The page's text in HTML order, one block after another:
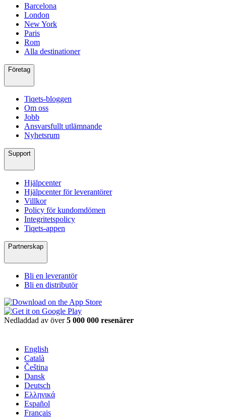
Barcelona
London
New York
Paris
Rom
Alla destinationer
Företag
Tiqets-bloggen
Om oss
Jobb
Ansvarsfullt utlämnande
Nyhetsrum
Support
Hjälpcenter
Hjälpcenter för leverantörer
Villkor
Policy för kundomdömen
Integritetspolicy
Tiqets-appen
Partnerskap
Bli en leverantör
Bli en distributör
Nedladdad av över5 000 000 resenärer
English
Català
Čeština
Dansk
Deutsch
Ελληνικά
Español
Français